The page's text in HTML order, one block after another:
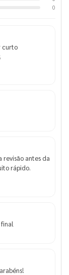
0
curto
revisão antes da
rápido.